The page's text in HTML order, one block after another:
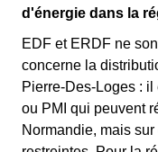
d'énergie dans la
EDF et ERDF ne
concerne la
Pierre-Des-Loges :
ou PMI qui peuvent
Normandie, mais